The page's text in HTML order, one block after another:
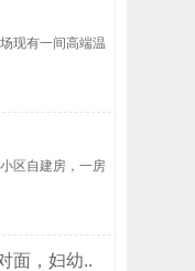
现有一间高端温
区自建房，一房
面，妇幼..